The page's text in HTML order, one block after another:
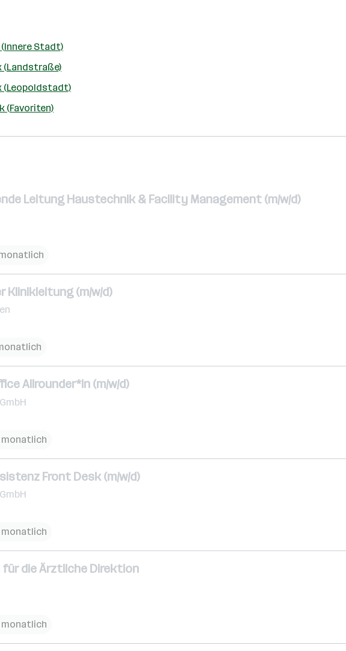
(Innere Stadt)
(Landstraße)
(Leopoldstadt)
(Favoriten)
Leitung Haustechnik & Facility Management (m/w/d)
monatlich
Klinikleitung (m/w/d)
Allrounder*in (m/w/d)
monatlich
Front Desk (m/w/d)
monatlich
die Ärztliche Direktion
monatlich